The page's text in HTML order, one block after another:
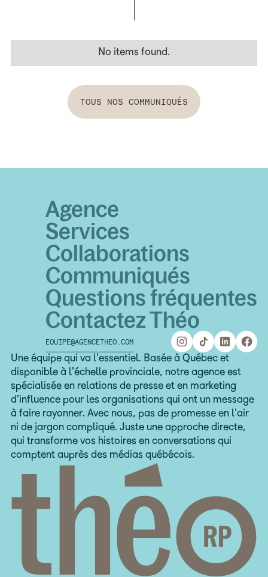
No items found.
Tous nos communiqués
TOUS NOS COMMUNIQUÉS
Une équipe qui va l'essentiel. Basée à Québec et
disponible à l'échelle provinciale, notre agence est
spécialisée en relations de presse et en marketing
d'influence pour les organisations qui ont un message
à faire rayonner. Avec nous, pas de promesse en l'air
ni de jargon compliqué. Juste une approche directe,
qui transforme vos histoires en conversations qui
comptent auprès des médias québécois.
Agence
Services
Collaborations
Communiqués
Questions fréquentes
Contactez Théo
EQUIPE@AGENCETHEO.COM
equipe@agencetheo.com